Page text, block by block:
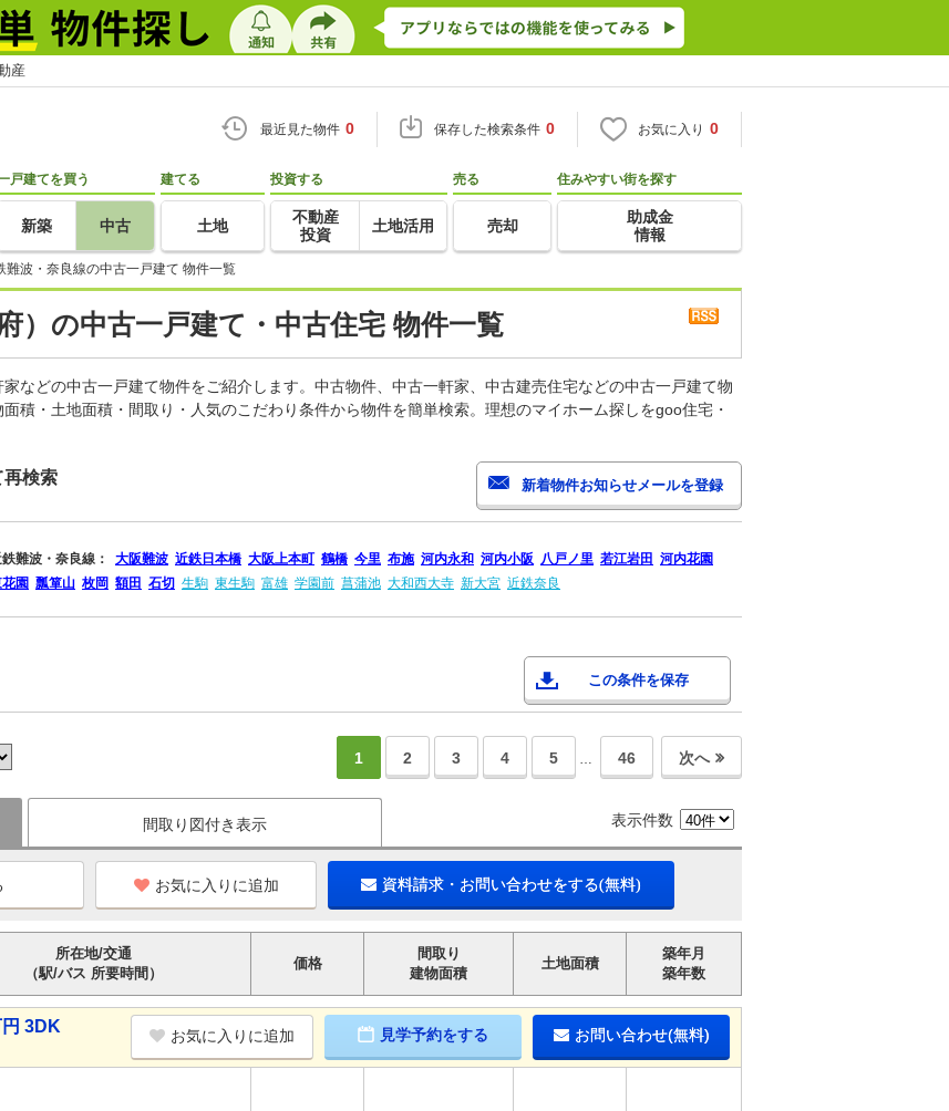
産
最近見た物件 0 保存した検索条件 0 お気に入り 0
戸建てを買う
新築 中古
建てる
土地
投資する
不動産
投資
土地活用
売る
売却
住みやすい街を探す
助成金
情報
難波・奈良線の中古一戸建て 物件一覧
）の中古一戸建て・中古住宅 物件一覧
などの中古一戸建て物件をご紹介します。中古物件、中古一軒家、中古建売住宅などの中古一戸建て物
積・土地面積・間取り・人気のこだわり条件から物件を簡単検索。理想のマイホーム探しをgoo住宅・
再検索
難波・奈良線： 大阪難波 近鉄日本橋 大阪上本町 鶴橋 今里 布施 河内永和 河内小阪 八戸ノ里 若江岩田 河内花園
園 瓢箪山 枚岡 額田 石切 生駒 東生駒 富雄 学園前 菖蒲池 大和西大寺 新大宮 近鉄奈良
この条件を保存
1 2 3 4 5 … 46 次へ
間取り図付き表示 表示件数
お気に入りに追加 資料請求・お問い合わせをする(無料)
所在地/交通
（駅/バス 所要時間）
価格
間取り
建物面積
土地面積
築年月
築年数
3DK お気に入りに追加 見学予約をする お問い合わせ(無料)